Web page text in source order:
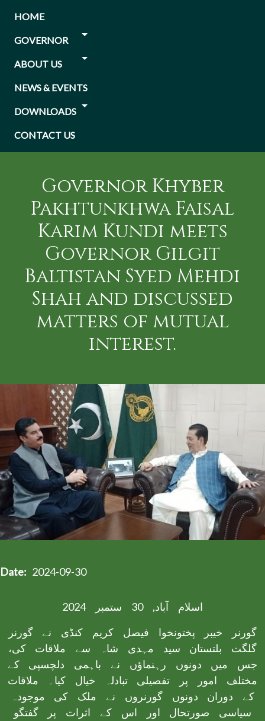
main
Main
HOME
GOVERNOR
ABOUT US
NEWS & EVENTS
DOWNLOADS
CONTACT US
Governor Khyber
Pakhtunkhwa Faisal
Karim Kundi meets
Governor Gilgit
Baltistan Syed Mehdi
Shah and discussed
matters of mutual
interest.
Date 2024-09-30
اسلام آباد, 30 ستمبر 2024
گورنر خیبر پختونخوا فیصل کریم کنڈی نے گورنر
گلگت بلتستان سید مہدی شاہ سے ملاقات کی،
جس میں دونوں رہنماؤں نے باہمی دلچسپی کے
مختلف امور پر تفصیلی تبادلہ خیال کیا۔ ملاقات
کے دوران دونوں گورنروں نے ملک کی موجودہ
سیاسی صورتحال اور اس کے اثرات پر گفتگو